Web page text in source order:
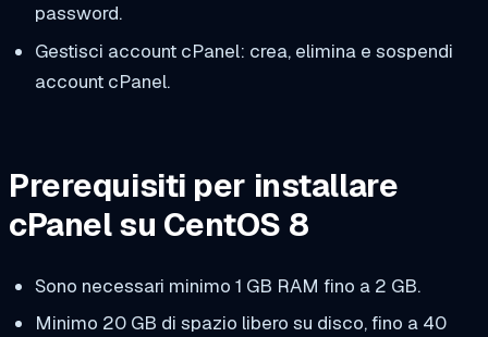
password.
Gestisci account cPanel: crea, elimina e sospendi
account cPanel.
Prerequisiti per installare
cPanel su CentOS 8
Sono necessari minimo 1 GB RAM fino a 2 GB.
Minimo 20 GB di spazio libero su disco, fino a 40